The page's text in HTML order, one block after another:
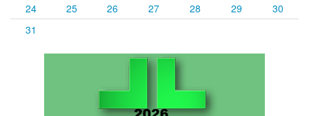
24
25 26 27 28 29
30
31